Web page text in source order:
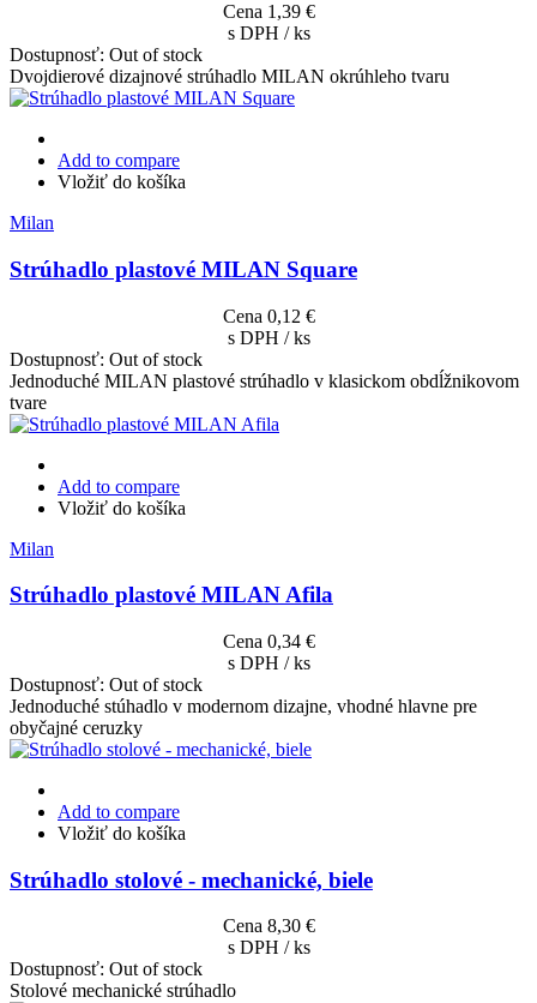
Cena 1,39 €
s DPH / ks
Dostupnosť: Out of stock
Dvojdierové dizajnové strúhadlo MILAN okrúhleho tvaru
Add to compare
Vložiť do košíka
Milan
Strúhadlo plastové MILAN Square
Cena 0,12 €
s DPH / ks
Dostupnosť: Out of stock
Jednoduché MILAN plastové strúhadlo v klasickom obdĺžnikovom
tvare
Add to compare
Vložiť do košíka
Milan
Strúhadlo plastové MILAN Afila
Cena 0,34 €
s DPH / ks
Dostupnosť: Out of stock
Jednoduché stúhadlo v modernom dizajne, vhodné hlavne pre
obyčajné ceruzky
Add to compare
Vložiť do košíka
Strúhadlo stolové - mechanické, biele
Cena 8,30 €
s DPH / ks
Dostupnosť: Out of stock
Stolové mechanické strúhadlo